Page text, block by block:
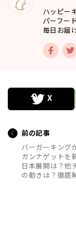
ハッピー
パーフー
毎日お届
前の記事
バーガーキング
ガンナゲットを
日本展開は？他
の動きは？徹底